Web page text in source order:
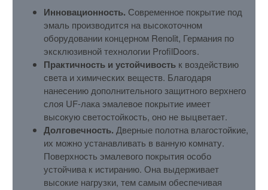
Инновационность. Современное покрытие под
эмаль производится на высокоточном
оборудовании концерном Renolit, Германия по
эксклюзивной технологии ProfilDoors.
Практичность и устойчивость к воздействию
света и химических веществ. Благодаря
нанесению дополнительного защитного верхнего
слоя UF-лака эмалевое покрытие имеет
высокую светостойкость, оно не выцветает.
Долговечность. Дверные полотна влагостойкие,
их можно устанавливать в ванную комнату.
Поверхность эмалевого покрытия особо
устойчива к истиранию. Она выдерживает
высокие нагрузки, тем самым обеспечивая